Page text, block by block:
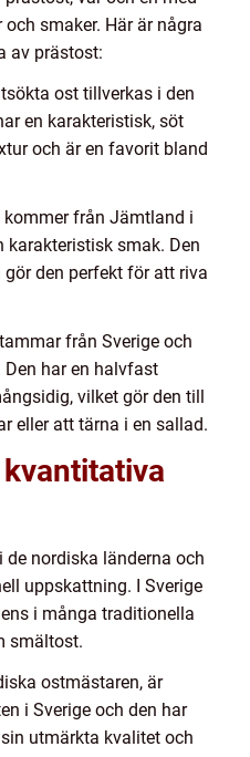
smaker. Här är några
av prästost:
ost tillverkas i den
en karakteristisk, söt
och är en favorit bland
från Jämtland i
karakteristisk smak. Den
den perfekt för att riva
från Sverige och
har en halvfast
vilket gör den till
eller att tärna i en sallad.
nordiska länderna och
uppskattning. I Sverige
i många traditionella
smältost.
ostmästaren, är
i Sverige och den har
utmärkta kvalitet och